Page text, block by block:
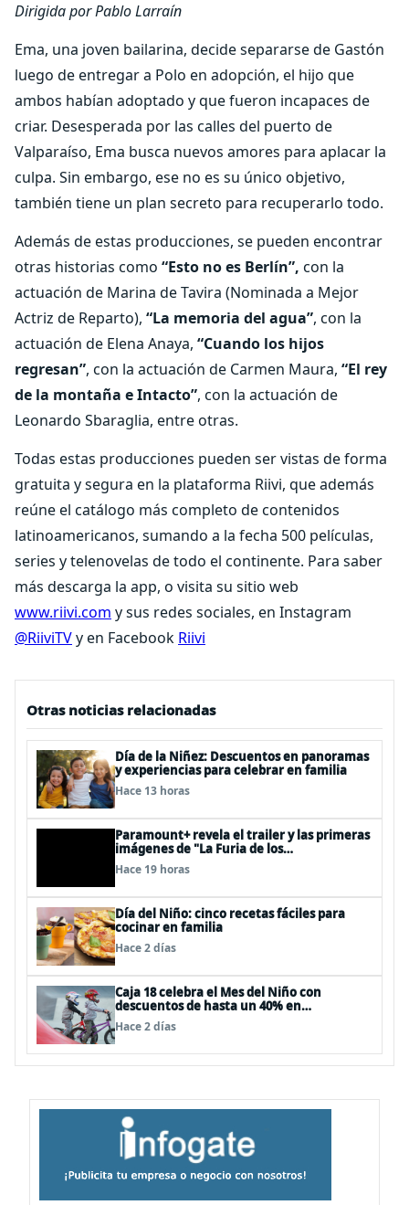
Dirigida por Pablo Larraín
Ema, una joven bailarina, decide separarse de Gastón
luego de entregar a Polo en adopción, el hijo que
ambos habían adoptado y que fueron incapaces de
criar. Desesperada por las calles del puerto de
Valparaíso, Ema busca nuevos amores para aplacar la
culpa. Sin embargo, ese no es su único objetivo,
también tiene un plan secreto para recuperarlo todo.
Además de estas producciones, se pueden encontrar
otras historias como “Esto no es Berlín”, con la
actuación de Marina de Tavira (Nominada a Mejor
Actriz de Reparto), “La memoria del agua”, con la
actuación de Elena Anaya, “Cuando los hijos
regresan”, con la actuación de Carmen Maura, “El rey
de la montaña e Intacto”, con la actuación de
Leonardo Sbaraglia, entre otras.
Todas estas producciones pueden ser vistas de forma
gratuita y segura en la plataforma Riivi, que además
reúne el catálogo más completo de contenidos
latinoamericanos, sumando a la fecha 500 películas,
series y telenovelas de todo el continente. Para saber
más descarga la app, o visita su sitio web
www.riivi.com y sus redes sociales, en Instagram
@RiiviTVy en Facebook Riivi
Otras noticias relacionadas
Día de la Niñez: Descuentos en panoramas
y experiencias para celebrar en familia
Hace 13 horas
Paramount+ revela el trailer y las primeras
imágenes de "La Furia de los
Thundermans"
Hace 19 horas
Día del Niño: cinco recetas fáciles para
cocinar en familia
Hace 2 días
Caja 18 celebra el Mes del Niño con
descuentos de hasta un 40% en
panoramas, cine, shows y streaming
Hace 2 días